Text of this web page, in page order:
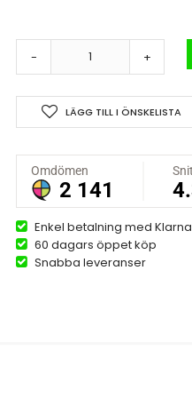
- +
LÄGG TILL I ÖNSKELISTA
Enkel betalning med Klarna
60 dagars öppet köp
Snabba leveranser